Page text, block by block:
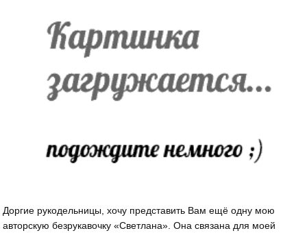
Доргие рукодельницы, хочу представить Вам ещё одну мою
авторскую безрукавочку «Светлана». Она связана для моей